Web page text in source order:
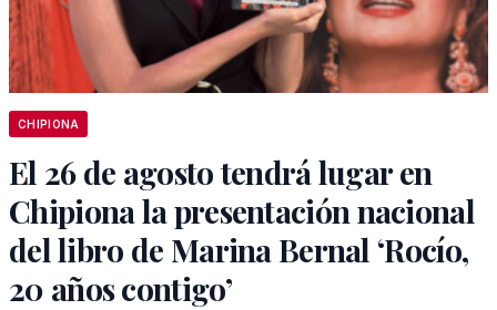
CHIPIONA
El 26 de agosto tendrá lugar en
Chipiona la presentación nacional
del libro de Marina Bernal ‘Rocío,
20 años contigo’